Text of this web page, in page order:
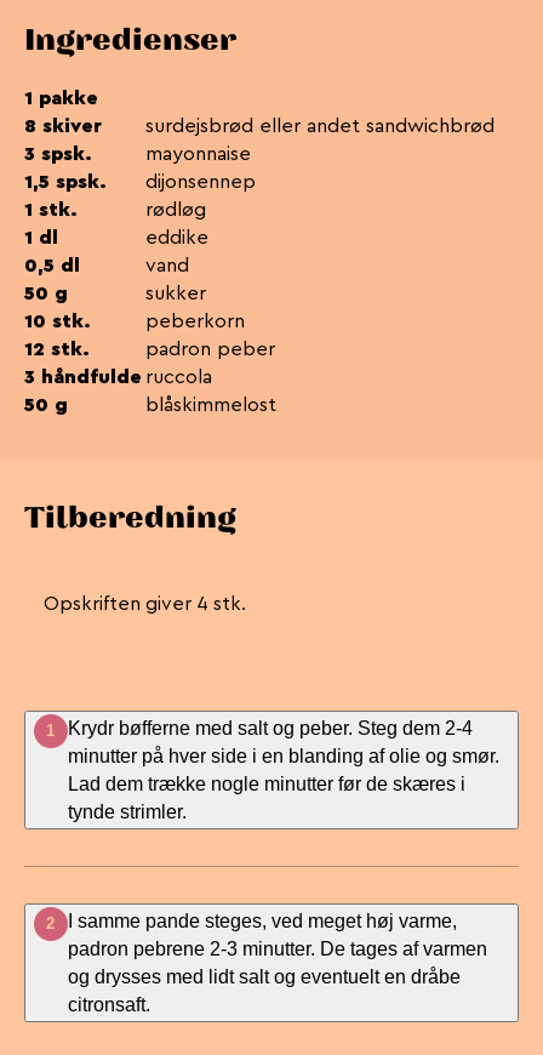
Ingredienser
1 pakke
8 skiver
surdejsbrød eller andet sandwichbrød
3 spsk.
mayonnaise
1,5 spsk.
dijonsennep
1 stk.
rødløg
1 dl
eddike
0,5 dl
vand
50 g
sukker
10 stk.
peberkorn
12 stk.
padron peber
3 håndfulde ruccola
50 g
blåskimmelost
Tilberedning
Opskriften giver 4 stk.
1
Krydr bøfferne med salt og peber. Steg dem 2-4
minutter på hver side i en blanding af olie og smør.
Lad dem trække nogle minutter før de skæres i
tynde strimler.
2
I samme pande steges, ved meget høj varme,
padron pebrene 2-3 minutter. De tages af varmen
og drysses med lidt salt og eventuelt en dråbe
citronsaft.